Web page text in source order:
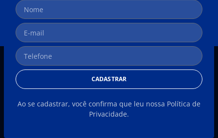
CADASTRAR
Ao se cadastrar, você confirma que leu nossa Política de
Privacidade.